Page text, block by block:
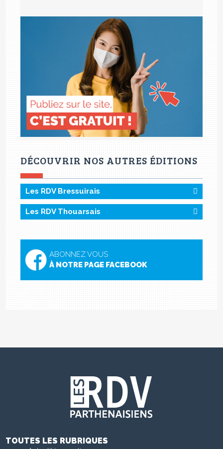
DÉCOUVRIR NOS AUTRES ÉDITIONS
Les RDV Bressuirais
Les RDV Thouarsais
ABONNEZ VOUS
À NOTRE PAGE FACEBOOK
TOUTES LES RUBRIQUES